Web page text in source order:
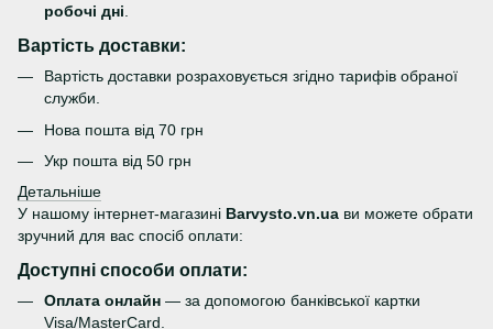
робочі дні.
Вартість доставки:
Вартість доставки розраховується згідно тарифів обраної
служби.
Нова пошта від 70 грн
Укр пошта від 50 грн
Детальніше
У нашому інтернет-магазині Barvysto.vn.ua ви можете обрати
зручний для вас спосіб оплати:
Доступні способи оплати:
Оплата онлайн — за допомогою банківської картки
Visa/MasterCard.